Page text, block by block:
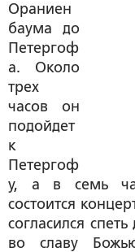
Ораниен
баума до
Петергоф
а. Около
трех
часов он
подойдет
к
Петергоф
у, а в семь
состоится
согласился
во славу